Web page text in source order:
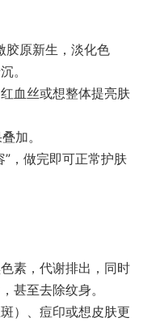
胶原新生，淡化色
。
血丝或想整体提亮肤
加。
，做完即可正常护肤
素，代谢排出，同时
甚至去除纹身。
）、痘印或想皮肤更